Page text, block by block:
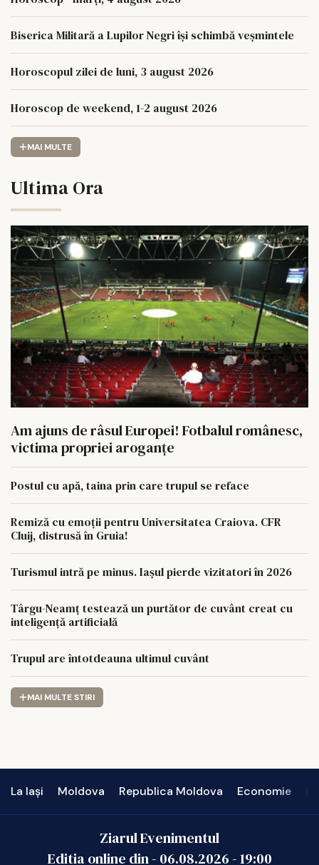
Biserica Militară a Lupilor Negri își schimbă veșmintele
Horoscopul zilei de luni, 3 august 2026
Horoscop de weekend, 1-2 august 2026
MAI MULTE
Ultima Ora
Am ajuns de râsul Europei! Fotbalul românesc,
victima propriei aroganțe
Postul cu apă, taina prin care trupul se reface
Remiză cu emoții pentru Universitatea Craiova. CFR
Cluij, distrusă în Gruia!
Turismul intră pe minus. Iașul pierde vizitatori în 2026
Târgu-Neamț testează un purtător de cuvânt creat cu
inteligență artificială
Trupul are întotdeauna ultimul cuvânt
MAI MULTE STIRI
La Iași Moldova Republica Moldova Economie
Ziarul Evenimentul
Editia online din - 06.08.2026-19:00